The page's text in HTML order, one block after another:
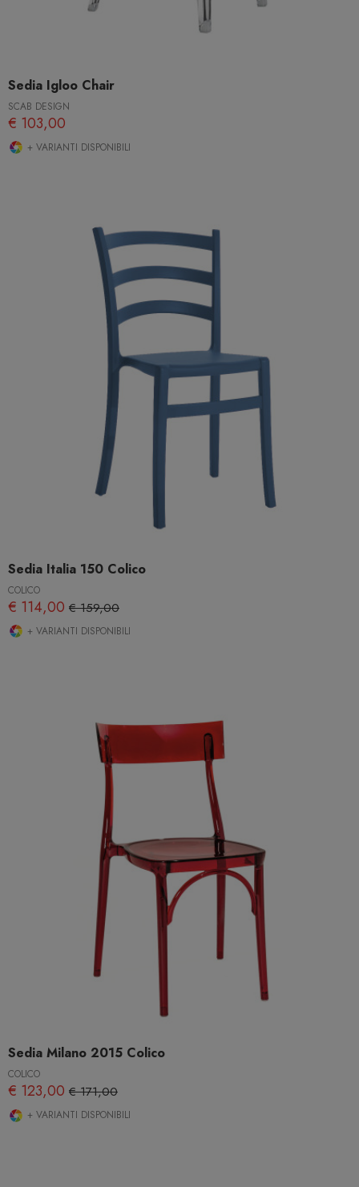
Sedia Igloo Chair
SCAB DESIGN
€ 103,00
+ VARIANTI DISPONIBILI
Sedia Italia 150 Colico
COLICO
€ 114,00 € 159,00
+ VARIANTI DISPONIBILI
Sedia Milano 2015 Colico
COLICO
€ 123,00 € 171,00
+ VARIANTI DISPONIBILI